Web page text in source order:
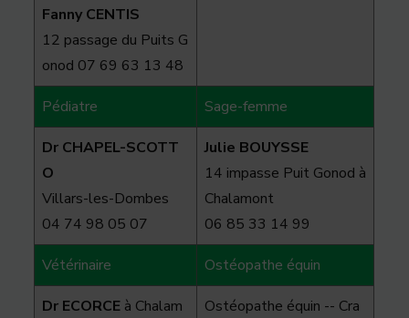
Fanny CENTIS
12 passage du Puits G
onod 07 69 63 13 48
Pédiatre Sage-femme
Dr CHAPEL-SCOTT
O
Villars-les-Dombes
04 74 98 05 07
Julie BOUYSSE
14 impasse Puit Gonod à
Chalamont
06 85 33 14 99
Vétérinaire Ostéopathe équin
Dr ECORCE à Chalam
Ostéopathe équin -- Cra